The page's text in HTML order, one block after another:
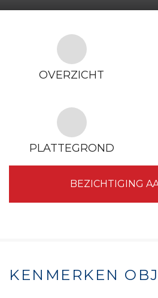
OVERZICHT
PLATTEGROND
BEZICHTIGING
KENMERKEN